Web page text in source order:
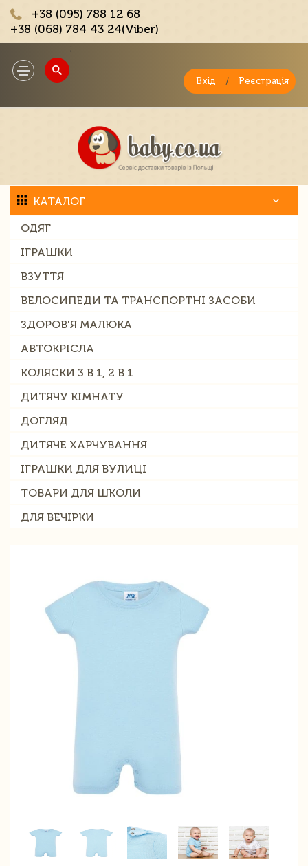
+38 (095) 788 12 68
+38 (068) 784 43 24(Viber)
Toggle
navigation
Вхід / Реєстрація
КАТАЛОГ
ОДЯГ
ІГРАШКИ
ВЗУТТЯ
ВЕЛОСИПЕДИ ТА ТРАНСПОРТНІ ЗАСОБИ
ЗДОРОВ'Я МАЛЮКА
АВТОКРІСЛА
КОЛЯСКИ 3 В 1, 2 В 1
ДИТЯЧУ КІМНАТУ
ДОГЛЯД
ДИТЯЧЕ ХАРЧУВАННЯ
ІГРАШКИ ДЛЯ ВУЛИЦІ
ТОВАРИ ДЛЯ ШКОЛИ
ДЛЯ ВЕЧІРКИ